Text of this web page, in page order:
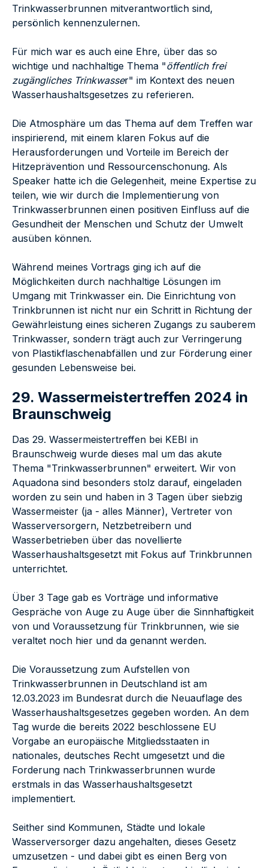
Trinkwasserbrunnen mitverantwortlich sind,
persönlich kennenzulernen.
Für mich war es auch eine Ehre, über das so
wichtige und nachhaltige Thema "öffentlich frei
zugängliches Trinkwasser" im Kontext des neuen
Wasserhaushaltsgesetzes zu referieren.
Die Atmosphäre um das Thema auf dem Treffen war
inspirierend, mit einem klaren Fokus auf die
Herausforderungen und Vorteile im Bereich der
Hitzeprävention und Ressourcenschonung. Als
Speaker hatte ich die Gelegenheit, meine Expertise zu
teilen, wie wir durch die Implementierung von
Trinkwasserbrunnen einen positiven Einfluss auf die
Gesundheit der Menschen und Schutz der Umwelt
ausüben können.
Während meines Vortrags ging ich auf die
Möglichkeiten durch nachhaltige Lösungen im
Umgang mit Trinkwasser ein. Die Einrichtung von
Trinkbrunnen ist nicht nur ein Schritt in Richtung der
Gewährleistung eines sicheren Zugangs zu sauberem
Trinkwasser, sondern trägt auch zur Verringerung
von Plastikflaschenabfällen und zur Förderung einer
gesunden Lebensweise bei.
29. Wassermeistertreffen 2024 in
Braunschweig
Das 29. Wassermeistertreffen bei KEBI in
Braunschweig wurde dieses mal um das akute
Thema "Trinkwasserbrunnen" erweitert. Wir von
Aquadona sind besonders stolz darauf, eingeladen
worden zu sein und haben in 3 Tagen über siebzig
Wassermeister (ja - alles Männer), Vertreter von
Wasserversorgern, Netzbetreibern und
Wasserbetrieben über das novellierte
Wasserhaushaltsgesetzt mit Fokus auf Trinkbrunnen
unterrichtet.
Über 3 Tage gab es Vorträge und informative
Gespräche von Auge zu Auge über die Sinnhaftigkeit
von und Voraussetzung für Trinkbrunnen, wie sie
veraltet noch hier und da genannt werden.
Die Voraussetzung zum Aufstellen von
Trinkwasserbrunnen in Deutschland ist am
12.03.2023 im Bundesrat durch die Neuauflage des
Wasserhaushaltsgesetzes gegeben worden. An dem
Tag wurde die bereits 2022 beschlossene EU
Vorgabe an europäische Mitgliedsstaaten in
nationales, deutsches Recht umgesetzt und die
Forderung nach Trinkwasserbrunnen wurde
erstmals in das Wasserhaushaltsgesetzt
implementiert.
Seither sind Kommunen, Städte und lokale
Wasserversorger dazu angehalten, dieses Gesetz
umzusetzen - und dabei gibt es einen Berg von